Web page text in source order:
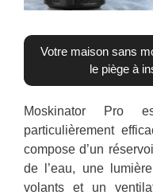
Votre maison sans
le piège à
Moskinator Pro
particulièrement
compose d’un
de l’eau, une
volants et un